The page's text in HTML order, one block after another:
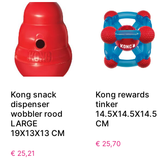
Kong snack
dispenser
wobbler rood
LARGE
19X13X13 CM
€ 25,21
Kong rewards
tinker
14.5X14.5X14.5
CM
€ 25,70